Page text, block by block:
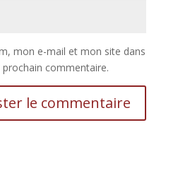
mon e-mail et mon site dans
commentaire.